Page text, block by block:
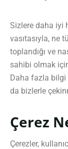
Sizlere daha iyi
vasıtasıyla, ne
toplandığı ve
sahibi olmak
Daha fazla bilgi
da bizlerle
Çerez
Çerezler,